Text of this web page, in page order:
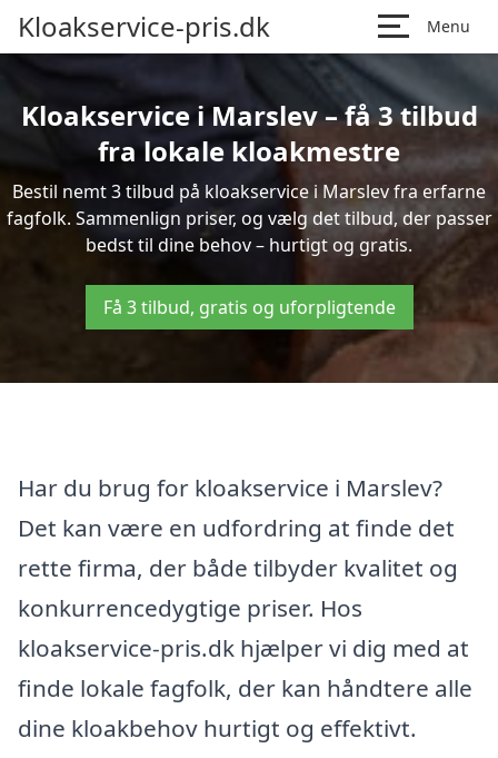
Kloakservice-pris.dk Menu
Kloakservice i Marslev – få 3 tilbud
fra lokale kloakmestre
Bestil nemt 3 tilbud på kloakservice i Marslev fra erfarne
fagfolk. Sammenlign priser, og vælg det tilbud, der passer
bedst til dine behov – hurtigt og gratis.
Få 3 tilbud, gratis og uforpligtende
Har du brug for kloakservice i Marslev?
Det kan være en udfordring at finde det
rette firma, der både tilbyder kvalitet og
konkurrencedygtige priser. Hos
kloakservice-pris.dk hjælper vi dig med at
finde lokale fagfolk, der kan håndtere alle
dine kloakbehov hurtigt og effektivt.